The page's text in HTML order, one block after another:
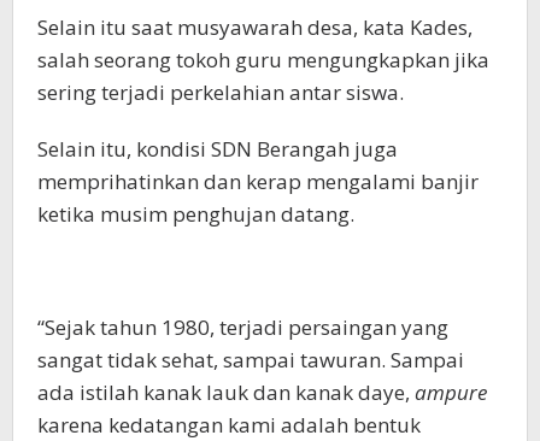
Selain itu saat musyawarah desa, kata Kades,
salah seorang tokoh guru mengungkapkan jika
sering terjadi perkelahian antar siswa.
Selain itu, kondisi SDN Berangah juga
memprihatinkan dan kerap mengalami banjir
ketika musim penghujan datang.
“Sejak tahun 1980, terjadi persaingan yang
sangat tidak sehat, sampai tawuran. Sampai
ada istilah kanak lauk dan kanak daye, ampure
karena kedatangan kami adalah bentuk